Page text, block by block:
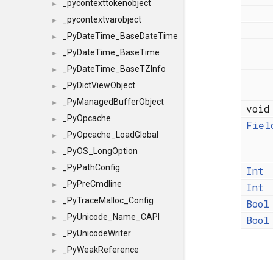
► _pycontexttokenobject
► _pycontextvarobject
► _PyDateTime_BaseDateTime
► _PyDateTime_BaseTime
► _PyDateTime_BaseTZInfo
► _PyDictViewObject
► _PyManagedBufferObject
► _PyOpcache
► _PyOpcache_LoadGlobal
► _PyOS_LongOption
► _PyPathConfig
► _PyPreCmdline
► _PyTraceMalloc_Config
► _PyUnicode_Name_CAPI
► _PyUnicodeWriter
► _PyWeakReference
Int
Int
Bool
Bool